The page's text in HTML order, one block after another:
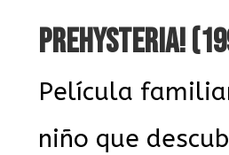
PREHYSTERIA!
Película
niño que